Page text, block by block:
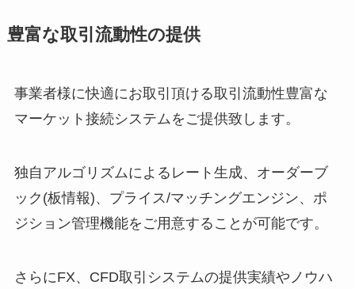
豊富な取引流動性の提供
事業者様に快適にお取引頂ける取引流動性豊富な
マーケット接続システムをご提供致します。
独自アルゴリズムによるレート生成、オーダーブ
ック(板情報)、プライス/マッチングエンジン、ポ
ジション管理機能をご用意することが可能です。
さらにFX、CFD取引システムの提供実績やノウハ